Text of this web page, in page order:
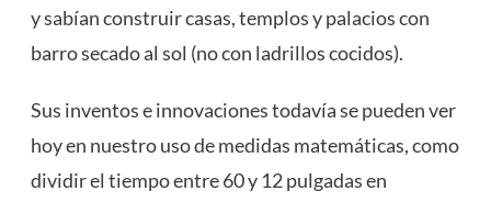
y sabían construir casas, templos y palacios con
barro secado al sol (no con ladrillos cocidos).
Sus inventos e innovaciones todavía se pueden ver
hoy en nuestro uso de medidas matemáticas, como
dividir el tiempo entre 60 y 12 pulgadas en